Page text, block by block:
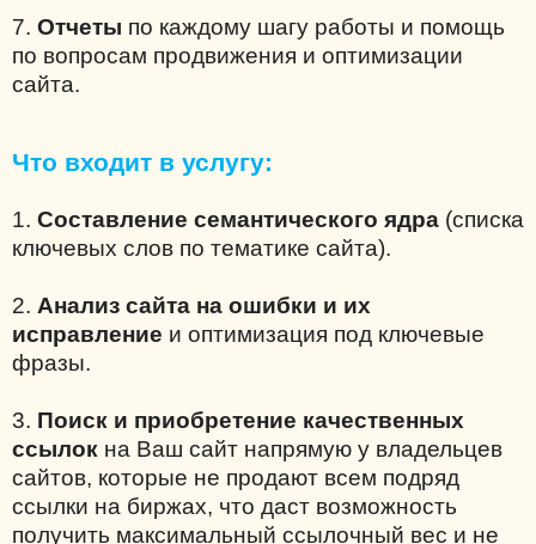
7. Отчеты по каждому шагу работы и помощь
по вопросам продвижения и оптимизации
сайта.
Что входит в услугу:
1. Составление семантического ядра (списка
ключевых слов по тематике сайта).
2. Анализ сайта на ошибки и их
исправление и оптимизация под ключевые
фразы.
3. Поиск и приобретение качественных
ссылок на Ваш сайт напрямую у владельцев
сайтов, которые не продают всем подряд
ссылки на биржах, что даст возможность
получить максимальный ссылочный вес и не